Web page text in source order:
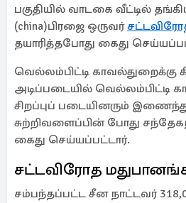
பகுதியில் வாடகை வீட்டில்
(china)பிரஜை ஒருவர்
தயாரித்தபோது கைது
வெல்லம்பிட்டி காவல்துறைக்கு
அடிப்படையில் வெல்லம்பிட்டி
சிறப்புப் படையினரும்
சுற்றிவளைப்பின் போது
கைது செய்யப்பட்டார்.
சட்டவிரோத
சம்பந்தப்பட்ட சீன நாட்டவர்